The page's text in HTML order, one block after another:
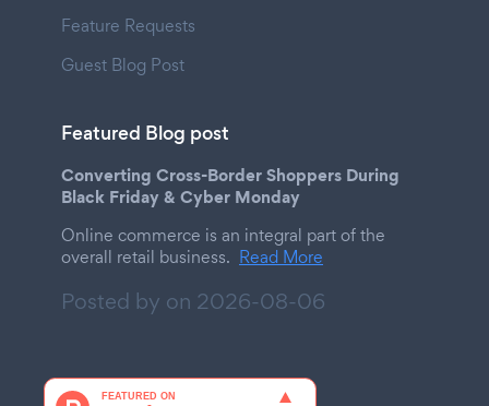
Feature Requests
Guest Blog Post
Featured Blog post
Converting Cross-Border Shoppers During
Black Friday & Cyber Monday
Online commerce is an integral part of the
overall retail business. Read More
Posted by on 2026-08-06